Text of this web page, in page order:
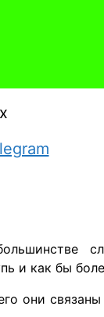
и как бы
они связаны